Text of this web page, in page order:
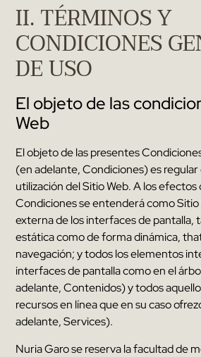
II.TÉRMINOS Y
CONDICIONES
DE USO
El objeto de las
Web
El objeto de las presentes
(en adelante,Condiciones)es regular
utilización del Sitio Web.A los efectos
Condiciones se entenderá como Sitio
externa de los interfaces de pantalla,
estática como de forma dinámica,
navegación;y todos los elementos
interfaces de pantalla como en el
adelante,Contenidos)y todos
recursos en línea que en su caso
adelante, Services).
Nuria Garose reserva la facultad de